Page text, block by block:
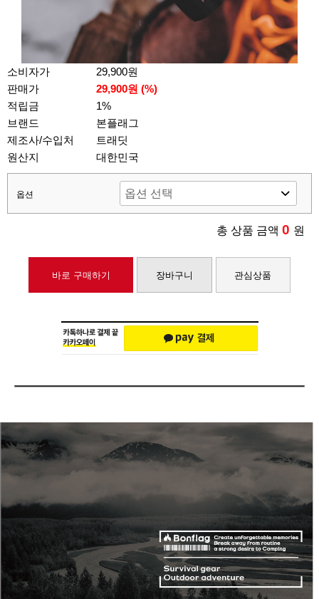
소비자가
29,900원
판매가
29,900원 (%)
적립금
1%
브랜드
본플래그
제조사/수입처
트래딧
원산지
대한민국
옵션
총 상품 금액 0 원
바로 구매하기 장바구니 관심상품